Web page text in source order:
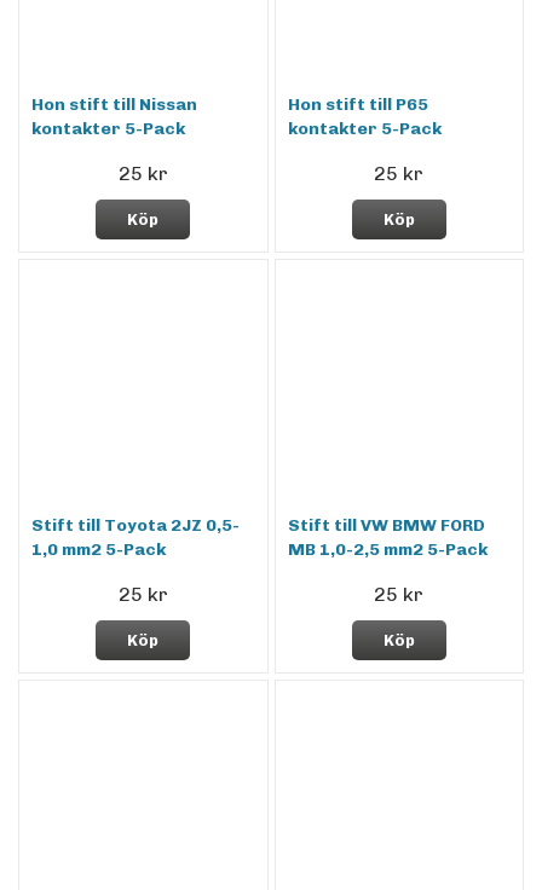
Hon stift till Nissan
kontakter 5-Pack
25 kr
Köp
Hon stift till P65
kontakter 5-Pack
25 kr
Köp
Stift till Toyota 2JZ 0,5-
1,0 mm2 5-Pack
25 kr
Köp
Stift till VW BMW FORD
MB 1,0-2,5 mm2 5-Pack
25 kr
Köp